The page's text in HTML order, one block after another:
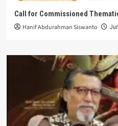
Call for Commissioned
Hanif Abdurahman Siswanto